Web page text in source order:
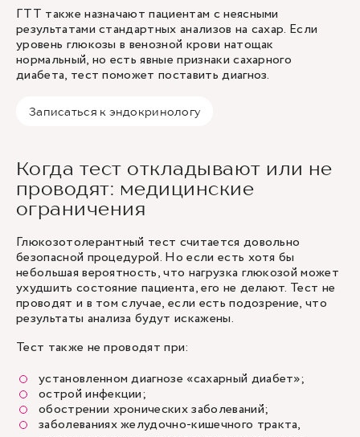
ГТТ также назначают пациентам с неясными
результатами стандартных анализов на сахар. Если
уровень глюкозы в венозной крови натощак
нормальный, но есть явные признаки сахарного
диабета, тест поможет поставить диагноз.
Записаться к эндокринологу
Когда тест откладывают или не
проводят: медицинские
ограничения
Глюкозотолерантный тест считается довольно
безопасной процедурой. Но если есть хотя бы
небольшая вероятность, что нагрузка глюкозой может
ухудшить состояние пациента, его не делают. Тест не
проводят и в том случае, если есть подозрение, что
результаты анализа будут искажены.
Тест также не проводят при:
установленном диагнозе «сахарный диабет»;
острой инфекции;
обострении хронических заболеваний;
заболеваниях желудочно-кишечного тракта,